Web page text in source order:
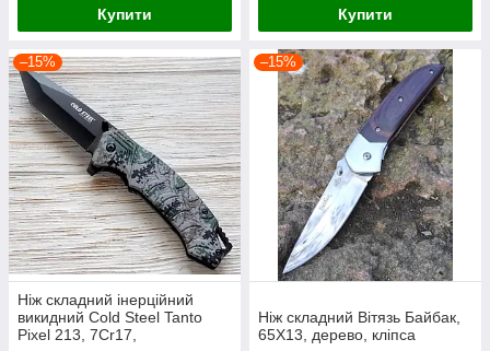
Купити Купити
–15%
Ніж складний інерційний
викидний Cold Steel Tanto
Pixel 213, 7Cr17,
–15%
Ніж складний Вітязь Байбак,
65Х13, дерево, кліпса